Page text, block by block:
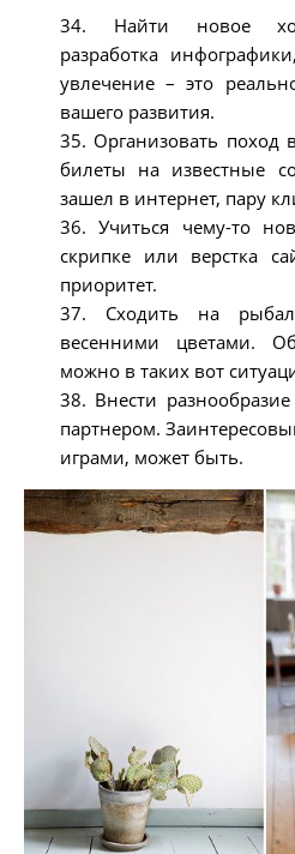
34. Найти новое
разработка
увлечение – это
вашего развития.
35. Организовать поход
билеты на известные
зашел в интернет, пару
36. Учиться чему-то
скрипке или верстка
приоритет.
37. Сходить на
весенними цветами.
можно в таких вот
38. Внести
партнером.
играми, может быть.